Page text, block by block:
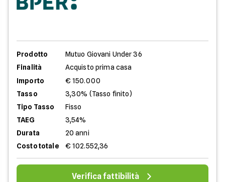
Prodotto
Mutuo Giovani Under 36
Finalità
Acquisto prima casa
Importo
€ 150.000
Tasso
3,30% (Tasso finito)
Tipo Tasso
Fisso
TAEG
3,54%
Durata
20 anni
Costo totale
€ 102.552,36
Verifica fattibilità